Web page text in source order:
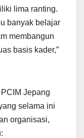
lima ranting.
banyak belajar
membangun
basis kader,”
Jepang
selama ini
organisasi,